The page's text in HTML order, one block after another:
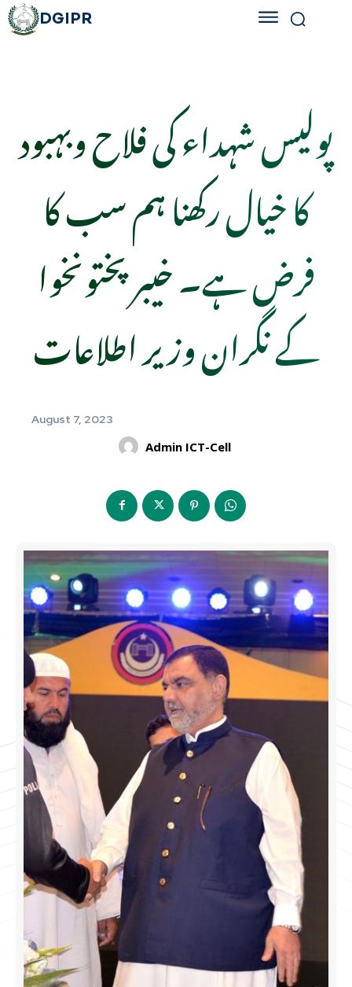
DGIPR
پولیس شہداء کی فلاح وبہبود
کا خیال رکھنا ہم سب کا
فرض ہے۔ خیبرپختونخوا
کے نگران وزیر اطلاعات
August 7, 2023
Admin ICT-Cell